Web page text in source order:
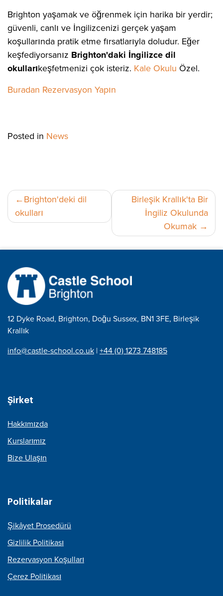
Brighton yaşamak ve öğrenmek için harika bir yerdir;
güvenli, canlı ve İngilizcenizi gerçek yaşam
koşullarında pratik etme fırsatlarıyla doludur. Eğer
keşfediyorsanız Brighton'daki İngilizce dil
okullarıkeşfetmenizi çok isteriz. Kale Okulu Özel.
Buradan Rezervasyon Yapın
Posted in News
Yazı
gezinmesi
Brighton'deki dil
okulları
Birleşik Krallık'ta Bir
İngiliz Okulunda
Okumak
12 Dyke Road, Brighton, Doğu Sussex, BN1 3FE, Birleşik
Krallık
info@castle-school.co.uk |+44 (0) 1273 748185
Şirket
Hakkımızda
Kurslarımız
Bize Ulaşın
Politikalar
Şikâyet Prosedürü
Gizlilik Politikası
Rezervasyon Koşulları
Çerez Politikası